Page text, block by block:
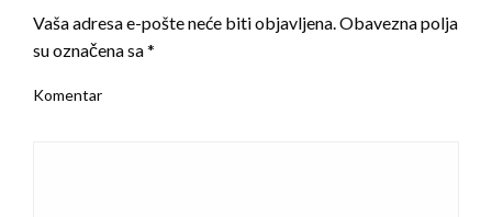
Vaša adresa e-pošte neće biti objavljena.Obavezna polja
su označena sa*
Komentar